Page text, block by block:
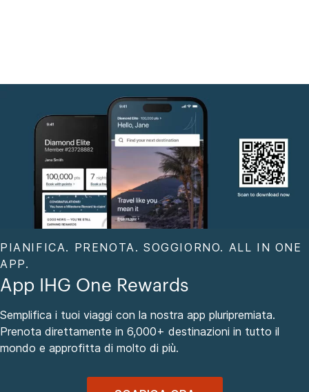
PIANIFICA. PRENOTA. SOGGIORNO. ALL IN ONE
APP.
App IHG One Rewards
Semplifica i tuoi viaggi con la nostra app pluripremiata.
Prenota direttamente in 6,000+ destinazioni in tutto il
mondo e approfitta di molto di più.